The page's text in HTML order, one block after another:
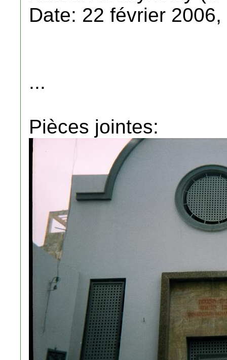
Date: 22 février
...
Pièces jointes: